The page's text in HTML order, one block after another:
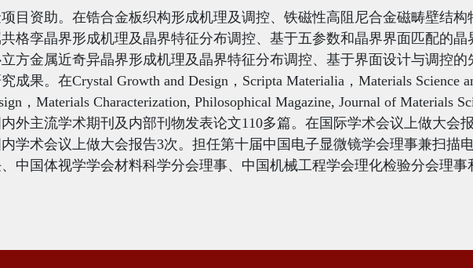
目资助。在锆合金板织构形成机理及调控、铁磁性高阻尼合金磁畴壁结构
格孪晶界形成机理及晶界特征分布调控、基于五参数和晶界界面匹配的晶
方金属近奇异晶界形成机理及晶界特征分布调控、基于界面设计与调控的
成果。在Crystal Growth and Design， Scripta Materialia， Materials Science
， Materials Characterization, Philosophical Magazine, Journal of Materials
外主流学术期刊及内部刊物发表论文110多篇。在国际学术会议上做大会
学术会议上做大会报告3次。担任第十届中国电子显微镜学会理事兼扫描
中国体视学学会材料科学分会理事、中国机械工程学会理化检验分会理事